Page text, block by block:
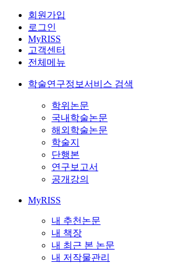
회원가입
로그인
MyRISS
고객센터
전체메뉴
학술연구정보서비스 검색
학위논문
국내학술논문
해외학술논문
학술지
단행본
연구보고서
공개강의
MyRISS
내 추천논문
내 책장
내 최근 본 논문
내 저작물관리